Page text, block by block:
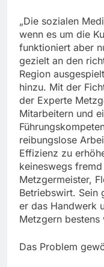
„Die sozialen
wenn es um die
funktioniert aber
gezielt an den
Region
hinzu. Mit der
der Experte
Mitarbeitern und
reibungslose
Effizienz zu
keineswegs
Metzgermeister,
Betriebswirt. Sein
er das Handwerk
Metzgern bestens
Das Problem